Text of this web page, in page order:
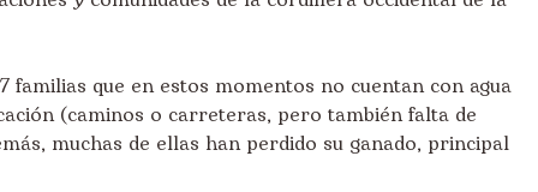
familias que en estos momentos no cuentan con agua
(caminos o carreteras, pero también falta de
muchas de ellas han perdido su ganado, principal